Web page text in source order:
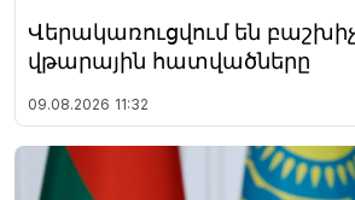
Վերակառուցվում են
վթարային հատվածները
09.08.2026 11:32